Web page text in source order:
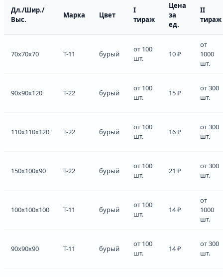
Дл./Шир./
Выс.
Марка Цвет
I
тираж
Цена
за
ед.
II
тираж
70x70x70 Т-11 бурый
от 100
шт.
10 ₽
от
1000
шт.
90x90x120 Т-22 бурый
от 100
шт.
15 ₽
от 300
шт.
110x110x120 Т-22 бурый
от 100
шт.
16 ₽
от 300
шт.
150x100x90 Т-22 бурый
от 100
шт.
21 ₽
от 300
шт.
100x100x100 Т-11 бурый
от 100
шт.
14 ₽
от
1000
шт.
90x90x90 Т-11 бурый
от 100
шт.
14 ₽
от 300
шт.